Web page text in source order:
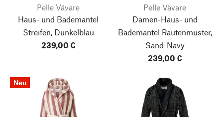
Pelle Vävare
Haus- und Bademantel
Streifen, Dunkelblau
239,00 €
Pelle Vävare
Damen-Haus- und
Bademantel Rautenmuster,
Sand-Navy
239,00 €
Neu